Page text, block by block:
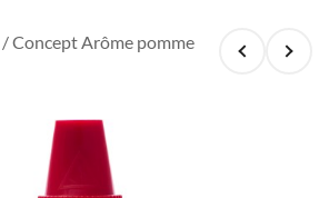
/ Concept Arôme pomme